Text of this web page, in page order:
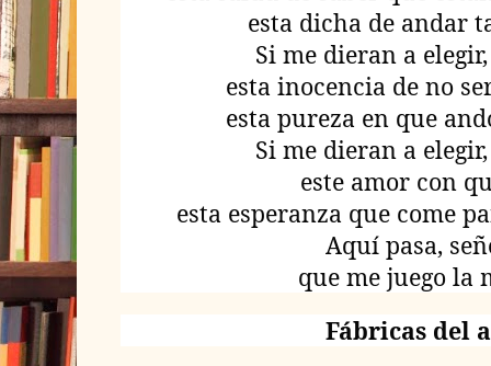
esta dicha de andar
Si me dieran a
esta inocencia de no
esta pureza en que
Si me dieran a
este amor con
esta esperanza que come
Aquí pasa,
que me juego la
Fábricas del